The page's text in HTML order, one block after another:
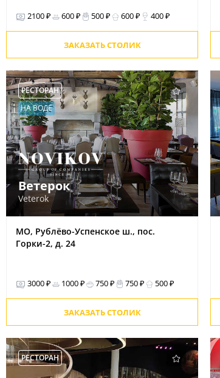
2100 ₽ 600 ₽ 500 ₽ 600 ₽ 400 ₽
ЗАКАЗАТЬ СТОЛИК
РЕСТОРАН
НА ВОДЕ
Ветерок
Veterok
МО, Рублёво-Успенское ш., пос.
Горки-2, д. 24
3000 ₽ 1000 ₽ 750 ₽ 750 ₽ 500 ₽
ЗАКАЗАТЬ СТОЛИК
РЕСТОРАН